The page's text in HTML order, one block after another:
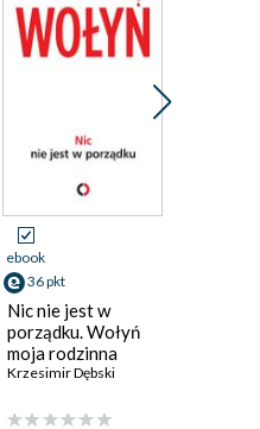
ebook
36 pkt
Nic nie jest w
porządku. Wołyń
moja rodzinna
historia
Krzesimir Dębski